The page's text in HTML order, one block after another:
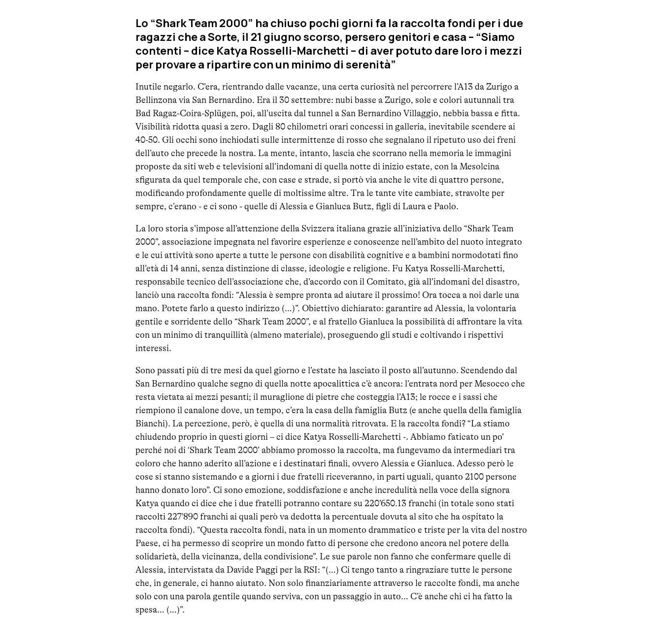
Lo “Shark Team 2000” ha chiuso pochi giorni fa la raccolta fondi per i due
ragazzi che a Sorte, il 21 giugno scorso, persero genitori e casa – “Siamo
contenti – dice Katya Rosselli-Marchetti – di aver potuto dare loro i mezzi
per provare a ripartire con un minimo di serenità”
Inutile negarlo. C’era, rientrando dalle vacanze, una certa curiosità nel percorrere l’A13 da Zurigo a
Bellinzona via San Bernardino. Era il 30 settembre: nubi basse a Zurigo, sole e colori autunnali tra
Bad Ragaz-Coira-Splügen, poi, all’uscita dal tunnel a San Bernardino Villaggio, nebbia bassa e fitta.
Visibilità ridotta quasi a zero. Dagli 80 chilometri orari concessi in galleria, inevitabile scendere ai
40-50. Gli occhi sono inchiodati sulle intermittenze di rosso che segnalano il ripetuto uso dei freni
dell’auto che precede la nostra. La mente, intanto, lascia che scorrano nella memoria le immagini
proposte da siti web e televisioni all’indomani di quella notte di inizio estate, con la Mesolcina
sfigurata da quel temporale che, con case e strade, si portò via anche le vite di quattro persone,
modificando profondamente quelle di moltissime altre. Tra le tante vite cambiate, stravolte per
sempre, c’erano - e ci sono - quelle di Alessia e Gianluca Butz, figli di Laura e Paolo.
La loro storia s’impose all’attenzione della Svizzera italiana grazie all’iniziativa dello “Shark Team
2000”, associazione impegnata nel favorire esperienze e conoscenze nell’ambito del nuoto integrato
e le cui attività sono aperte a tutte le persone con disabilità cognitive e a bambini normodotati fino
all’età di 14 anni, senza distinzione di classe, ideologie e religione. Fu Katya Rosselli-Marchetti,
responsabile tecnico dell’associazione che, d’accordo con il Comitato, già all’indomani del disastro,
lanciò una raccolta fondi: “Alessia è sempre pronta ad aiutare il prossimo! Ora tocca a noi darle una
mano. Potete farlo a questo indirizzo (…)”. Obiettivo dichiarato: garantire ad Alessia, la volontaria
gentile e sorridente dello “Shark Team 2000”, e al fratello Gianluca la possibilità di affrontare la vita
con un minimo di tranquillità (almeno materiale), proseguendo gli studi e coltivando i rispettivi
interessi.
Sono passati più di tre mesi da quel giorno e l’estate ha lasciato il posto all’autunno. Scendendo dal
San Bernardino qualche segno di quella notte apocalittica c’è ancora: l’entrata nord per Mesocco che
resta vietata ai mezzi pesanti; il muraglione di pietre che costeggia l’A13; le rocce e i sassi che
riempiono il canalone dove, un tempo, c’era la casa della famiglia Butz (e anche quella della famiglia
Bianchi). La percezione, però, è quella di una normalità ritrovata. E la raccolta fondi? “La stiamo
chiudendo proprio in questi giorni – ci dice Katya Rosselli-Marchetti -. Abbiamo faticato un po’
perché noi di ‘Shark Team 2000’ abbiamo promosso la raccolta, ma fungevamo da intermediari tra
coloro che hanno aderito all’azione e i destinatari finali, ovvero Alessia e Gianluca. Adesso però le
cose si stanno sistemando e a giorni i due fratelli riceveranno, in parti uguali, quanto 2100 persone
hanno donato loro”. Ci sono emozione, soddisfazione e anche incredulità nella voce della signora
Katya quando ci dice che i due fratelli potranno contare su 220’650.13 franchi (in totale sono stati
raccolti 227'890 franchi ai quali però va dedotta la percentuale dovuta al sito che ha ospitato la
raccolta fondi). “Questa raccolta fondi, nata in un momento drammatico e triste per la vita del nostro
Paese, ci ha permesso di scoprire un mondo fatto di persone che credono ancora nel potere della
solidarietà, della vicinanza, della condivisione”. Le sue parole non fanno che confermare quelle di
Alessia, intervistata da Davide Paggi per la RSI: “(…) Ci tengo tanto a ringraziare tutte le persone
che, in generale, ci hanno aiutato. Non solo finanziariamente attraverso le raccolte fondi, ma anche
solo con una parola gentile quando serviva, con un passaggio in auto… C’è anche chi ci ha fatto la
spesa… (…)”.